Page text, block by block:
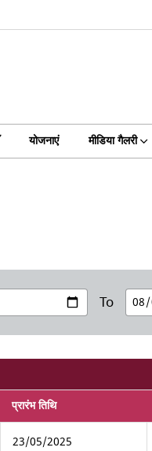
योजनाएं मीडिया गैलरी
To
प्रारंभ तिथि
23/05/2025